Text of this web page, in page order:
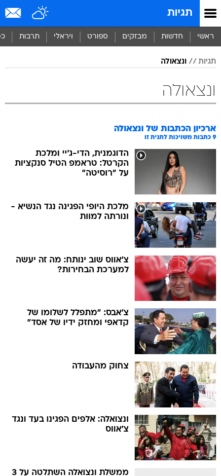
תגיות
ראשי חדשות מבזקים ספורט ויראלי תרבות
תגיות ונצאולה
ונצאולה
ארכיון הכתבות של ונצאולה
9 כתבות משויכות לתגית זו
הדוגמנית, הדי-ג'יי ומלכת
הקרטל: טראמפ הטיל סנקציות
על "רוסיטה"
מלכת היופי הפגינה נגד הנשיא -
ונורתה למוות
צ'אווס שוב ינותח: מה זה יעשה
למערכת הבחירות?
צ'אבס: "מתפלל לשלומו של
קדאפי ומחזק ידיו של אסד"
צחוק מהעבודה
ונצואלה: אלפים הפגינו בעד ונגד
צ'אווס
ממשלת ונצואלה השתלטה על 3